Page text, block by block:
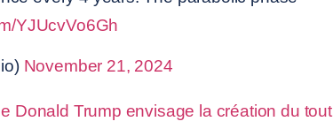
YJUcvVo6Gh
November 21, 2024
Donald Trump envisage la création du tout